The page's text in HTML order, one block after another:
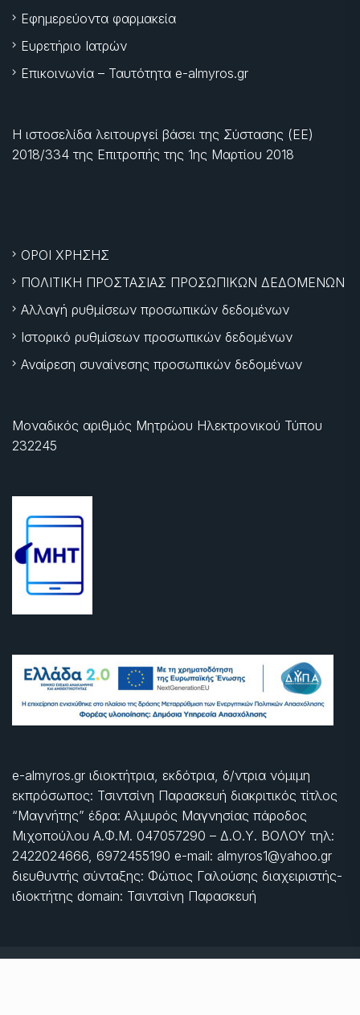
Εφημερεύοντα φαρμακεία
Ευρετήριο Ιατρών
Επικοινωνία – Ταυτότητα e-almyros.gr
Η ιστοσελίδα λειτουργεί βάσει της Σύστασης (ΕΕ)
2018/334 της Επιτροπής της 1ης Μαρτίου 2018
ΟΡΟΙ ΧΡΗΣΗΣ
ΠΟΛΙΤΙΚΗ ΠΡΟΣΤΑΣΙΑΣ ΠΡΟΣΩΠΙΚΩΝ ΔΕΔΟΜΕΝΩΝ
Αλλαγή ρυθμίσεων προσωπικών δεδομένων
Ιστορικό ρυθμίσεων προσωπικών δεδομένων
Αναίρεση συναίνεσης προσωπικών δεδομένων
Μοναδικός αριθμός Μητρώου Ηλεκτρονικού Τύπου
232245
e-almyros.gr ιδιοκτήτρια, εκδότρια, δ/ντρια νόμιμη
εκπρόσωπος: Τσιντσίνη Παρασκευή διακριτικός τίτλος
“Μαγνήτης” έδρα: Αλμυρός Μαγνησίας πάροδος
Μιχοπούλου Α.Φ.Μ. 047057290 – Δ.Ο.Υ. ΒΟΛΟΥ τηλ:
2422024666, 6972455190 e-mail: almyros1@yahoo.gr
διευθυντής σύνταξης: Φώτιος Γαλούσης διαχειριστής-
ιδιοκτήτης domain: Τσιντσίνη Παρασκευή